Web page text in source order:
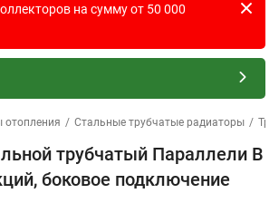
на сумму от 50 000
отопления / Стальные трубчатые радиаторы /
трубчатый Параллели В
боковое подключение